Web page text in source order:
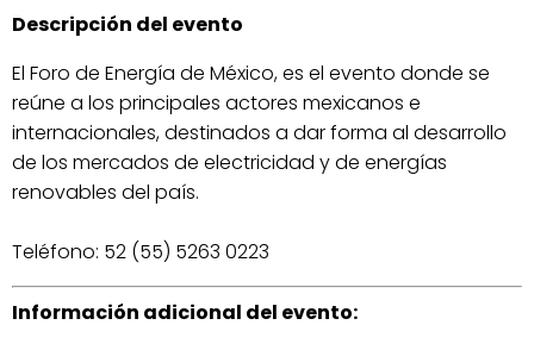
Descripción del evento
El Foro de Energía de México, es el evento donde se
reúne a los principales actores mexicanos e
internacionales, destinados a dar forma al desarrollo
de los mercados de electricidad y de energías
renovables del país.
Teléfono: 52 (55) 5263 0223
Información adicional del evento: